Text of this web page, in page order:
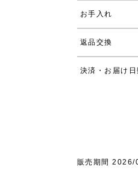
お手入れ
返品交換
決済・お届け日
販売期間 2026/